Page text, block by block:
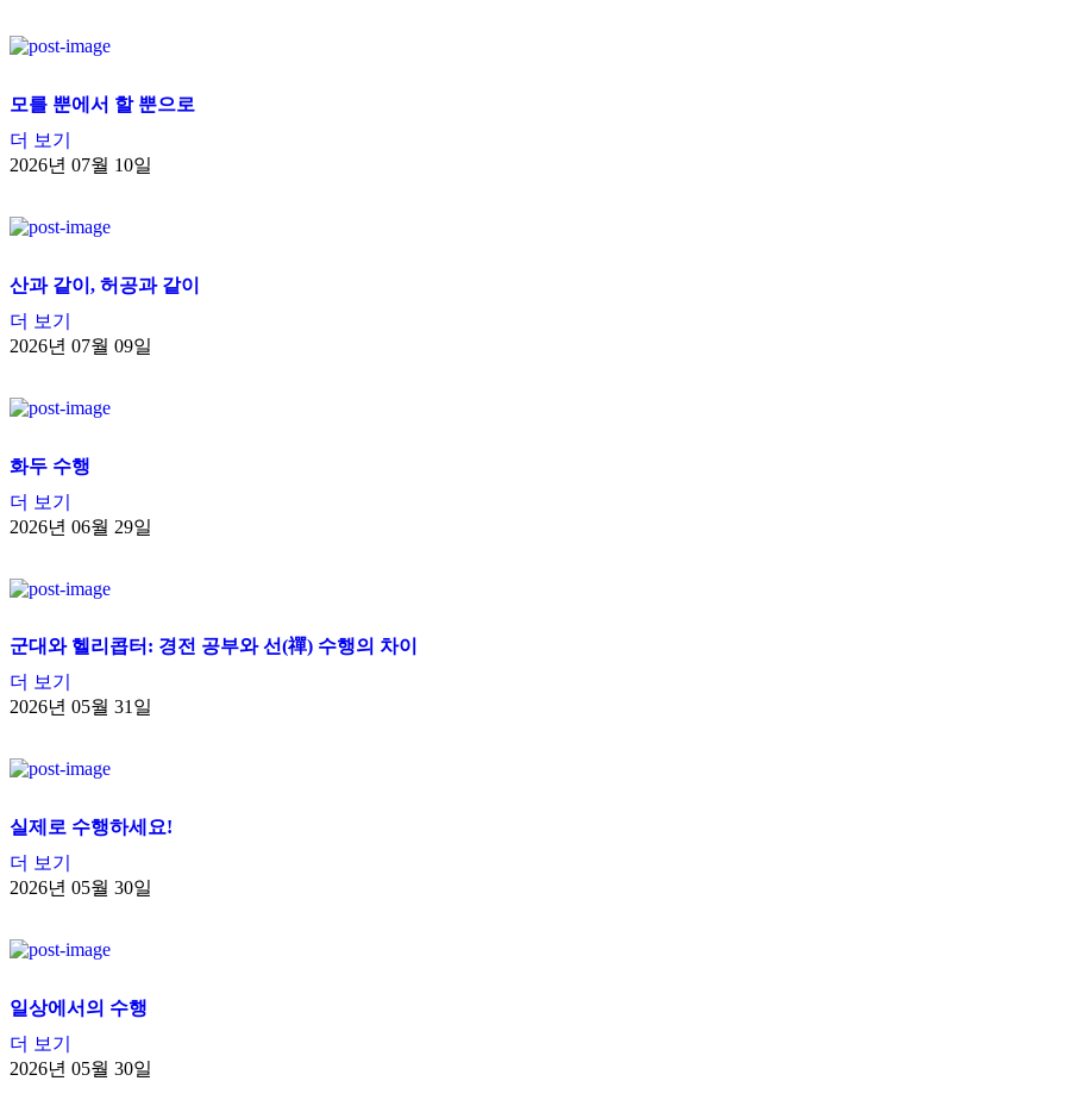
모를 뿐에서 할 뿐으로
더 보기
2026년 07월 10일
산과 같이, 허공과 같이
더 보기
2026년 07월 09일
화두 수행
더 보기
2026년 06월 29일
군대와 헬리콥터: 경전 공부와 선(禪) 수행의 차이
더 보기
2026년 05월 31일
실제로 수행하세요!
더 보기
2026년 05월 30일
일상에서의 수행
더 보기
2026년 05월 30일